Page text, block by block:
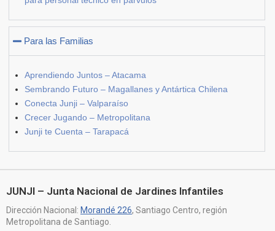
Para las Familias
Aprendiendo Juntos – Atacama
Sembrando Futuro – Magallanes y Antártica Chilena
Conecta Junji – Valparaíso
Crecer Jugando – Metropolitana
Junji te Cuenta – Tarapacá
JUNJI – Junta Nacional de Jardines Infantiles
Dirección Nacional: Morandé 226, Santiago Centro, región
Metropolitana de Santiago.